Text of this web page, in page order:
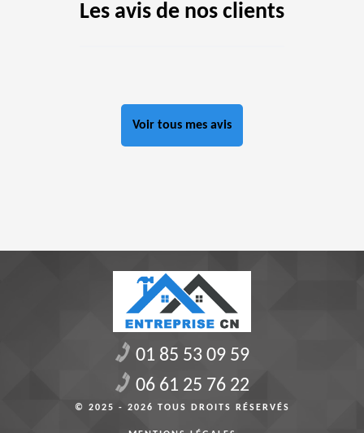
Les avis de nos clients
Voir tous mes avis
01 85 53 09 59
06 61 25 76 22
© 2025 - 2026 TOUS DROITS RÉSERVÉS